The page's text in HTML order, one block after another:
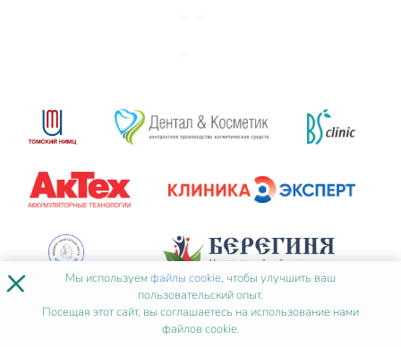
× Мы используемфайлы cookie, чтобы улучшить ваш
пользовательский опыт.
Посещая этот сайт, вы соглашаетесь на использование нами
файлов cookie.